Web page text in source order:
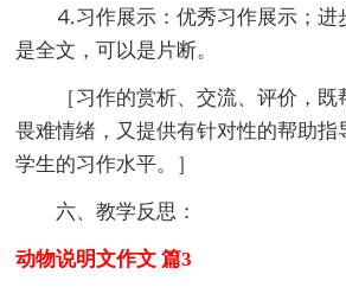
⒋习作展示：优秀习作展示；进
是全文，可以是片断。
［习作的赏析、交流、评价，
畏难情绪，又提供有针对性的帮助指
学生的习作水平。］
六、教学反思：
动物说明文作文 篇3